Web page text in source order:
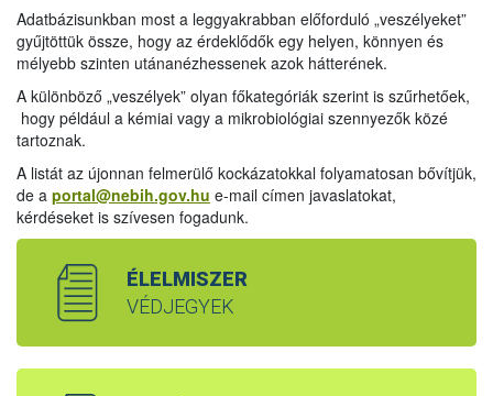
Adatbázisunkban most a leggyakrabban előforduló „veszélyeket”
gyűjtöttük össze, hogy az érdeklődők egy helyen, könnyen és
mélyebb szinten utánanézhessenek azok hátterének.
A különböző „veszélyek” olyan főkategóriák szerint is szűrhetőek,
hogy például a kémiai vagy a mikrobiológiai szennyezők közé
tartoznak.
A listát az újonnan felmerülő kockázatokkal folyamatosan bővítjük,
de a portal@nebih.gov.hu e-mail címen javaslatokat,
kérdéseket is szívesen fogadunk.
ÉLELMISZER
VÉDJEGYEK